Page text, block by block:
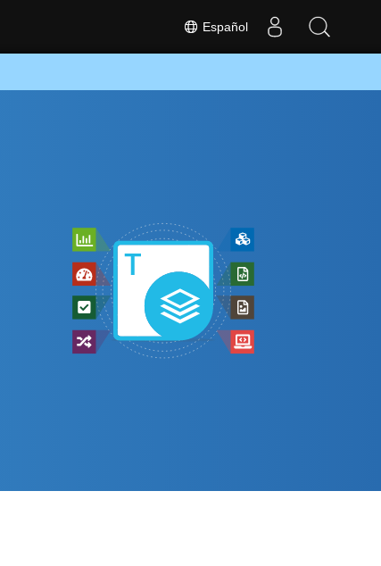
Español